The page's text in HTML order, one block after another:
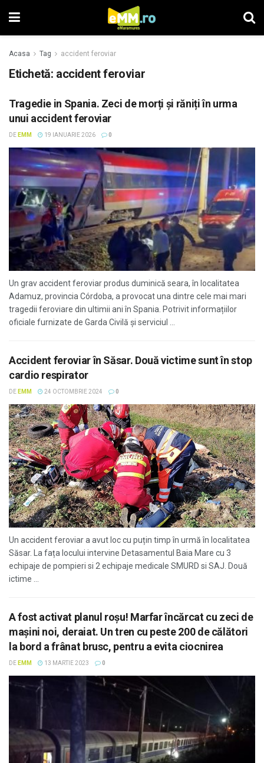
Acasa Tag accident feroviar
Etichetă: accident feroviar
Tragedie in Spania. Zeci de morți și răniți în urma
unui accident feroviar
DE EMM 19 IANUARIE 2026 0
Un grav accident feroviar produs duminică seara, în localitatea
Adamuz, provincia Córdoba, a provocat una dintre cele mai mari
tragedii feroviare din ultimii ani în Spania. Potrivit informațiilor
oficiale furnizate de Garda Civilă și serviciul ...
Accident feroviar în Săsar. Două victime sunt în stop
cardio respirator
DE EMM 24 OCTOMBRIE 2024 0
Un accident feroviar a avut loc cu puțin timp în urmă în localitatea
Săsar. La fața locului intervine Detasamentul Baia Mare cu 3
echipaje de pompieri si 2 echipaje medicale SMURD si SAJ. Două
ictime ...
A fost activat planul roşu! Marfar încărcat cu zeci de
mașini noi, deraiat. Un tren cu peste 200 de călători
la bord a frânat brusc, pentru a evita ciocnirea
DE EMM 13 MARTIE 2023 0